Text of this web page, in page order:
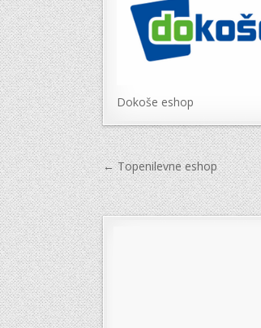
Dokoše eshop
Navigace
pro
příspěvek
← Topenilevne eshop